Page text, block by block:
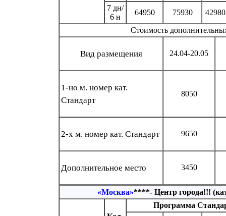
7 дн/
6 н
64950 75930 42980
Стоимость
Вид размещения 24.04-20.05
1-но м. номер кат.
Стандарт
8050
2-х м. номер кат. Стандарт 9650
Дополнительное место 3450
«Москва»****- Центр города!!!
Программа